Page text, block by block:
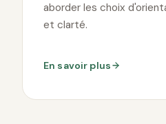
aborder les choix
et clarté.
En savoir plus